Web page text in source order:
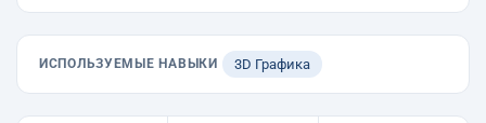
ИСПОЛЬЗУЕМЫЕ НАВЫКИ 3D Графика